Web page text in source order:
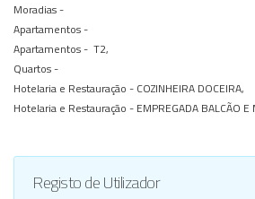
Moradias -
Apartamentos -
Apartamentos - T2,
Quartos -
Hotelaria e Restauração - COZINHEIRA DOCEIRA,
Hotelaria e Restauração - EMPREGADA BALCÃO
Registo de Utilizador